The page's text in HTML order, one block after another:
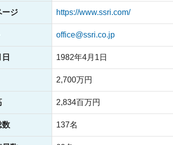
ージ https://www.ssri.com/
office@ssri.co.jp
1982年4月1日
2,700万円
2,834百万円
数 137名